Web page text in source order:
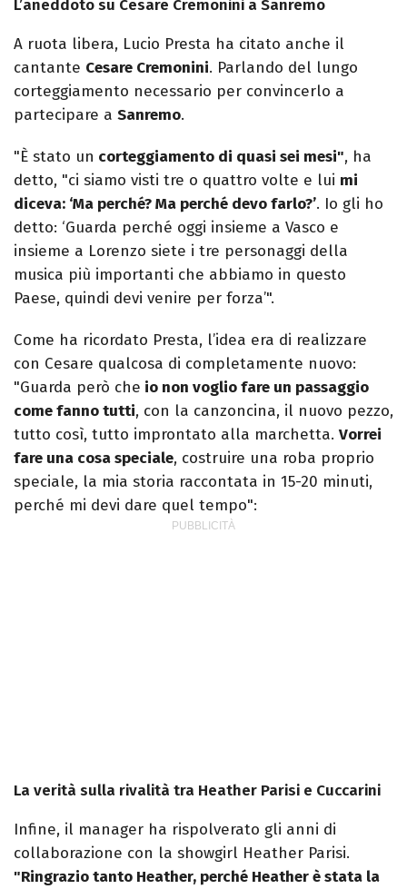
L’aneddoto su Cesare Cremonini a Sanremo
A ruota libera, Lucio Presta ha citato anche il
cantante Cesare Cremonini. Parlando del lungo
corteggiamento necessario per convincerlo a
partecipare a Sanremo.
"È stato un corteggiamento di quasi sei mesi", ha
detto, "ci siamo visti tre o quattro volte e lui mi
diceva: ‘Ma perché? Ma perché devo farlo?’. Io gli ho
detto: ‘Guarda perché oggi insieme a Vasco e
insieme a Lorenzo siete i tre personaggi della
musica più importanti che abbiamo in questo
Paese, quindi devi venire per forza’".
Come ha ricordato Presta, l’idea era di realizzare
con Cesare qualcosa di completamente nuovo:
"Guarda però che io non voglio fare un passaggio
come fanno tutti, con la canzoncina, il nuovo pezzo,
tutto così, tutto improntato alla marchetta. Vorrei
fare una cosa speciale, costruire una roba proprio
speciale, la mia storia raccontata in 15-20 minuti,
perché mi devi dare quel tempo":
La verità sulla rivalità tra Heather Parisi e Cuccarini
Infine, il manager ha rispolverato gli anni di
collaborazione con la showgirl Heather Parisi.
"Ringrazio tanto Heather, perché Heather è stata la